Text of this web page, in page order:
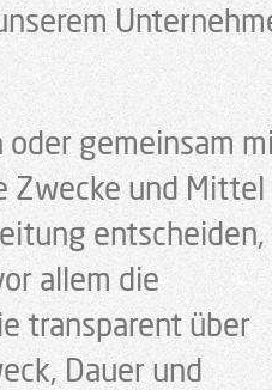
gemeinsam
Zwecke und Mittel
entscheiden,
allem die
transparent über
Dauer und